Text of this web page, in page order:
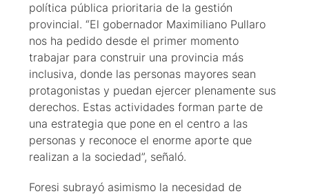
política pública prioritaria de la gestión
provincial. “El gobernador Maximiliano Pullaro
nos ha pedido desde el primer momento
trabajar para construir una provincia más
inclusiva, donde las personas mayores sean
protagonistas y puedan ejercer plenamente sus
derechos. Estas actividades forman parte de
una estrategia que pone en el centro a las
personas y reconoce el enorme aporte que
realizan a la sociedad”, señaló.
Foresi subrayó asimismo la necesidad de